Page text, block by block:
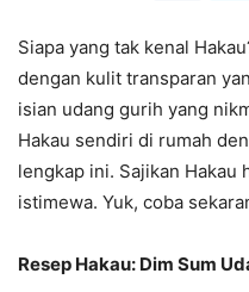
Siapa yang tak kenal
dengan kulit transparan
isian udang gurih yang
Hakau sendiri di rumah
lengkap ini. Sajikan Hakau
istimewa. Yuk, coba
Resep Hakau: Dim Sum